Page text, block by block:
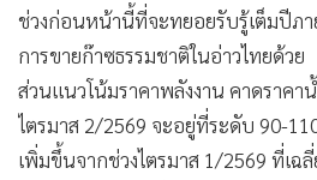
ช่วงก่อนหน้านี้ที่จะทยอยรับรู้เต็มปีภ
การขายก๊าซธรรมชาติในอ่าวไทยด้วย
ส่วนแนวโน้มราคาพลังงาน คาดราคา
ไตรมาส 2/2569 จะอยู่ที่ระดับ 90-
เพิ่มขึ้นจากช่วงไตรมาส 1/2569 ที่เฉ